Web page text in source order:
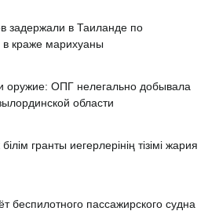
задержали в Таиланде по
краже марихуаны
оружие: ОПГ нелегально добывала
области
гранты иегерлерінің тізімі жария
беспилотного пассажирского судна